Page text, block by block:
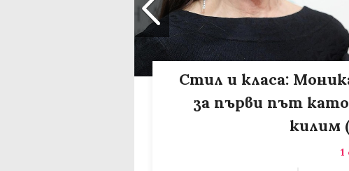
Стил и класа:
за първи път
килим
1